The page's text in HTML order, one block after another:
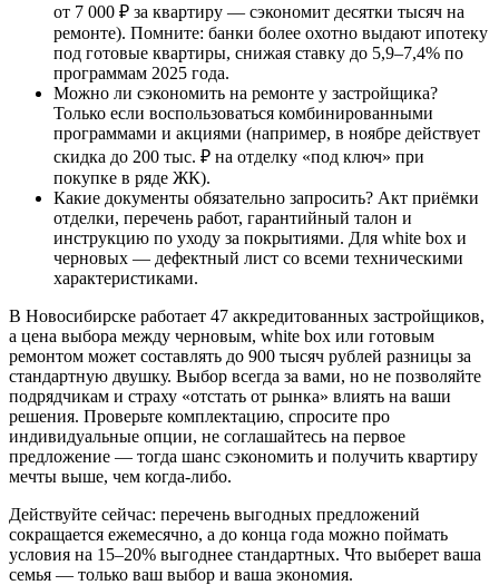
от 7 000 ₽ за квартиру — сэкономит десятки тысяч на
ремонте). Помните: банки более охотно выдают ипотеку
под готовые квартиры, снижая ставку до 5,9–7,4% по
программам 2025 года.
Можно ли сэкономить на ремонте у застройщика?
Только если воспользоваться комбинированными
программами и акциями (например, в ноябре действует
скидка до 200 тыс. ₽ на отделку «под ключ» при
покупке в ряде ЖК).
Какие документы обязательно запросить? Акт приёмки
отделки, перечень работ, гарантийный талон и
инструкцию по уходу за покрытиями. Для white box и
черновых — дефектный лист со всеми техническими
характеристиками.
В Новосибирске работает 47 аккредитованных застройщиков,
а цена выбора между черновым, white box или готовым
ремонтом может составлять до 900 тысяч рублей разницы за
стандартную двушку. Выбор всегда за вами, но не позволяйте
подрядчикам и страху «отстать от рынка» влиять на ваши
решения. Проверьте комплектацию, спросите про
индивидуальные опции, не соглашайтесь на первое
предложение — тогда шанс сэкономить и получить квартиру
мечты выше, чем когда-либо.
Действуйте сейчас: перечень выгодных предложений
сокращается ежемесячно, а до конца года можно поймать
условия на 15–20% выгоднее стандартных. Что выберет ваша
семья — только ваш выбор и ваша экономия.